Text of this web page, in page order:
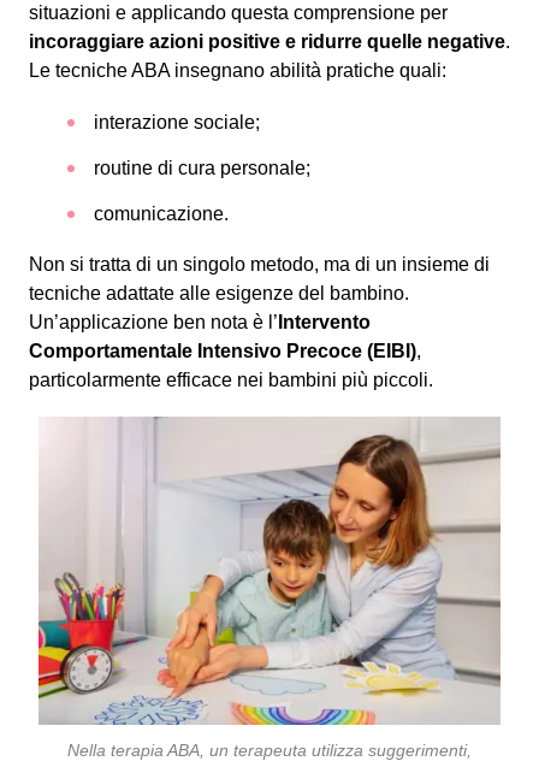
situazioni e applicando questa comprensione per
incoraggiare azioni positive e ridurre quelle negative.
Le tecniche ABA insegnano abilità pratiche quali:
interazione sociale;
routine di cura personale;
comunicazione.
Non si tratta di un singolo metodo, ma di un insieme di
tecniche adattate alle esigenze del bambino.
Un’applicazione ben nota è l’ Intervento
Comportamentale Intensivo Precoce (EIBI),
particolarmente efficace nei bambini più piccoli.
Nella terapia ABA, un terapeuta utilizza suggerimenti,